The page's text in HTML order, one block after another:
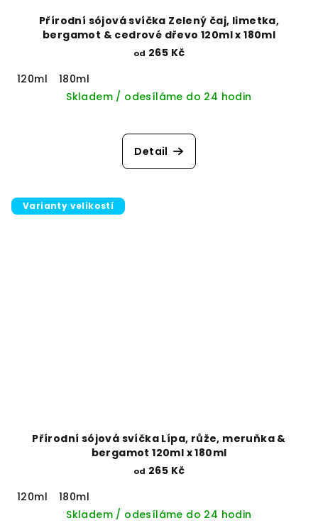
Přírodní sójová svíčka Zelený čaj, limetka,
bergamot & cedrové dřevo 120ml x 180ml
od 265 Kč
120ml
180ml
Skladem / odesíláme do 24 hodin
Detail
Varianty velikostí
Přírodní sójová svíčka Lípa, růže, meruňka &
bergamot 120ml x 180ml
od 265 Kč
120ml
180ml
Skladem / odesíláme do 24 hodin